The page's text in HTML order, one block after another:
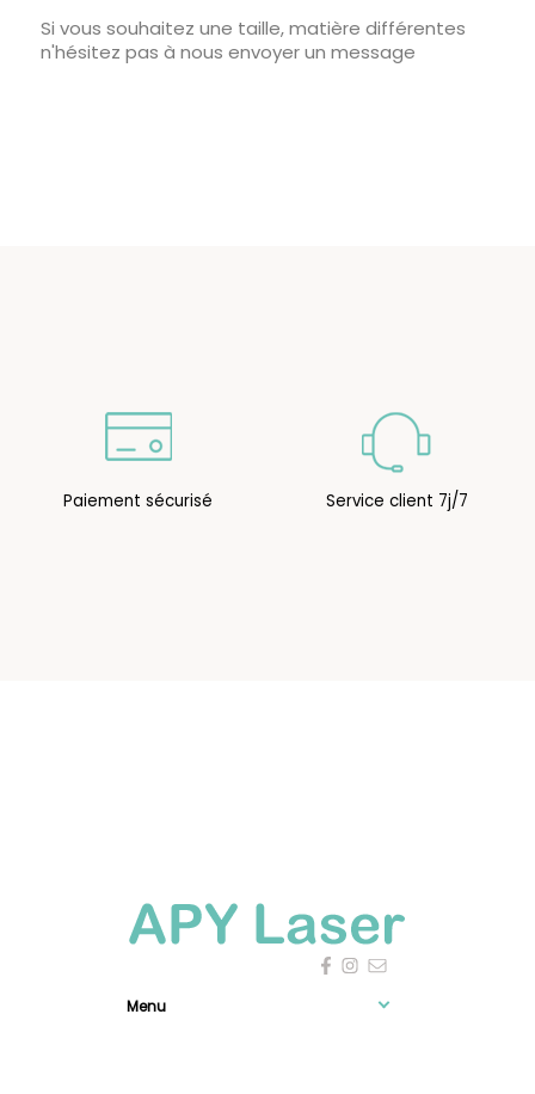
Si vous souhaitez une taille, matière différentes
n'hésitez pas à nous envoyer un message
Paiement sécurisé Service client 7j/7
Menu